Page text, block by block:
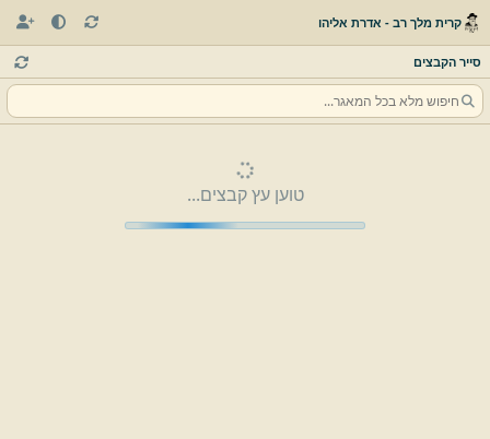
קרית מלך רב - אדרת אליהו
סייר הקבצים
טוען עץ קבצים...